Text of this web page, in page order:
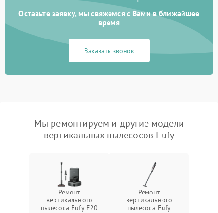
Оставьте заявку, мы свяжемся с Вами в ближайшее
время
Заказать звонок
Мы ремонтируем и другие модели
вертикальных пылесосов Eufy
Ремонт
вертикального
пылесоса Eufy E20
Ремонт
вертикального
пылесоса Eufy